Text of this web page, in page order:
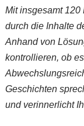
Mit insgesamt 120
durch die Inhalte
Anhand von
kontrollieren, ob
Geschichten
und verinnerlicht